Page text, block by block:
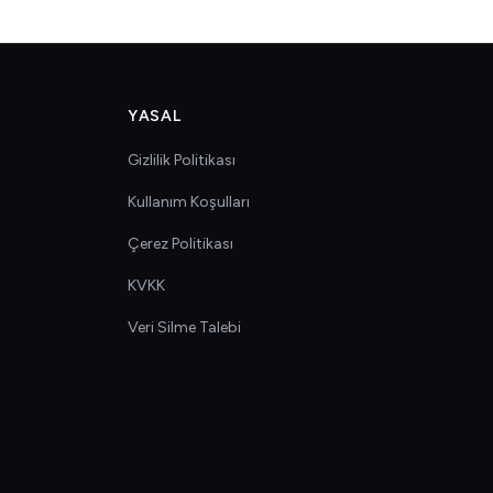
YASAL
Gizlilik Politikası
Kullanım Koşulları
Çerez Politikası
KVKK
Veri Silme Talebi